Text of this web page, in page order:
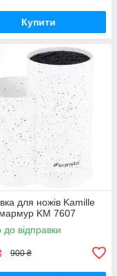
Купити
для ножів Kamille
KM 7607
до відправки
900 ₴